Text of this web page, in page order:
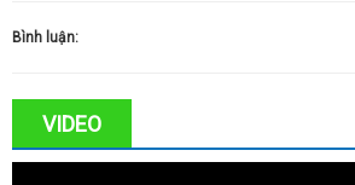
Bình luận:
VIDEO